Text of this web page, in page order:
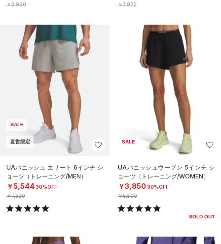
￥3,960
￥7,920
SALE
直営限定
UAバニッシュ エリート 6インチ シ
ョーツ（トレーニング/MEN）
￥5,54430%OFF
￥7,920
SALE
UAバニッシュウーブン 5インチ シ
ョーツ（トレーニング/WOMEN）
￥3,850 30%OFF
￥5,500
SOLD OUT